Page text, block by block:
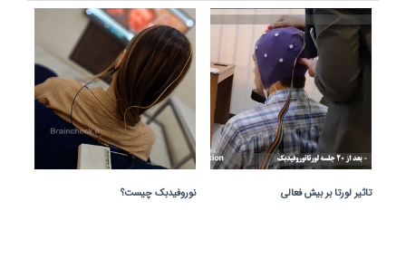
تاثیر لورتا بر بیش فعالی نوروفیدبک چیست؟